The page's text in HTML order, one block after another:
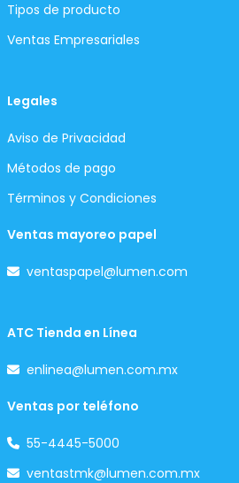
Tipos de producto
Ventas Empresariales
Legales
Aviso de Privacidad
Métodos de pago
Términos y Condiciones
Ventas mayoreo papel
ventaspapel@lumen.com
ATC Tienda en Línea
enlinea@lumen.com.mx
Ventas por teléfono
55-4445-5000
ventastmk@lumen.com.mx